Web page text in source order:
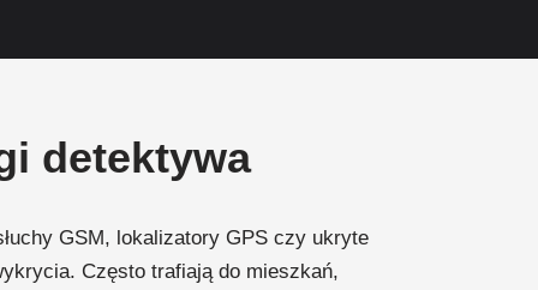
detektywa
GSM, lokalizatory GPS czy ukryte
Często trafiają do mieszkań,